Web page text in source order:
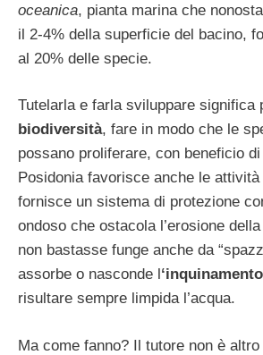
oceanica, pianta marina che
il 2-4% della superficie del bacino,
al 20% delle specie.
Tutelarla e farla sviluppare significa
biodiversità, fare in modo che le
possano proliferare, con beneficio
Posidonia favorisce anche le
fornisce un sistema di protezione
ondoso che ostacola l’erosione
non bastasse funge anche da
assorbe o nasconde l
risultare sempre limpida l’acqua.
Ma come fanno? Il tutore non è